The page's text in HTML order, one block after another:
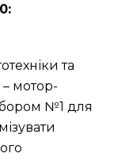
та
– мотор-
№1 для